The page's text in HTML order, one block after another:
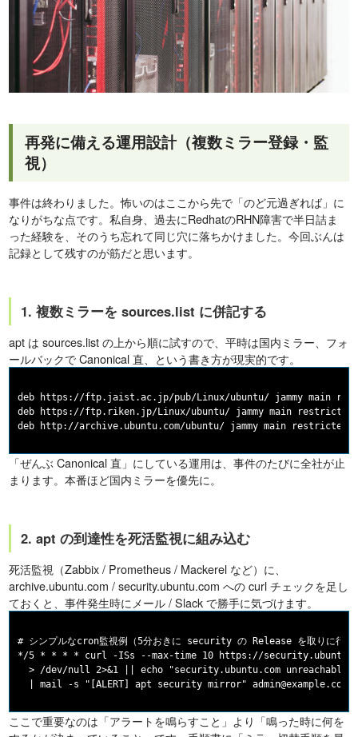
再発に備える運用設計（複数ミラー登録・監
視）
事件は終わりました。怖いのはここから先で「のど元過ぎれば」に
なりがちな点です。私自身、過去にRedhatのRHN障害で半日詰ま
った経験を、そのうち忘れて同じ穴に落ちかけました。今回ぶんは
記録として残すのが筋だと思います。
1. 複数ミラーを sources.list に併記する
apt は sources.list の上から順に試すので、平時は国内ミラー、フォ
ールバックで Canonical 直、という書き方が現実的です。
deb https://ftp.jaist.ac.jp/pub/Linux/ubuntu/ jammy main
deb https://ftp.riken.jp/Linux/ubuntu/ jammy main restricted
「ぜんぶ Canonical 直」にしている運用は、事件のたびに全社が止
まります。本番ほど国内ミラーを優先に。
2. apt の到達性を死活監視に組み込む
死活監視（Zabbix / Prometheus / Mackerel など）に、
archive.ubuntu.com / security.ubuntu.com への curl チェックを足し
ておくと、事件発生時にメール / Slack で勝手に気づけます。
# シンプルなcron監視例（5分おきに security の Release を取りに行く
*/5 * * * * curl -ISs --max-time 10 https://
> /dev/null 2>&1 || echo "security.ubuntu.com unreachable"
ここで重要なのは「アラートを鳴らすこと」より「鳴った時に何を